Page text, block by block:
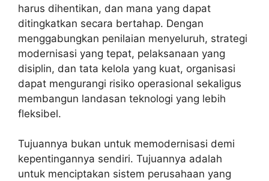
harus dihentikan, dan mana yang dapat
ditingkatkan secara bertahap. Dengan
menggabungkan penilaian menyeluruh, strategi
modernisasi yang tepat, pelaksanaan yang
disiplin, dan tata kelola yang kuat, organisasi
dapat mengurangi risiko operasional sekaligus
membangun landasan teknologi yang lebih
fleksibel.
Tujuannya bukan untuk memodernisasi demi
kepentingannya sendiri. Tujuannya adalah
untuk menciptakan sistem perusahaan yang